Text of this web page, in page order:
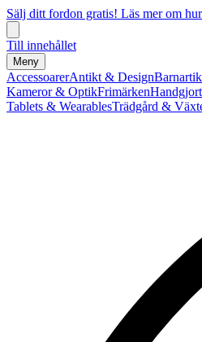
Sälj ditt fordon gratis! Läs mer om
Till innehållet
Meny
AccessoarerAntikt & Design
Kameror & OptikFrimärken
Tablets & WearablesTrädgård &